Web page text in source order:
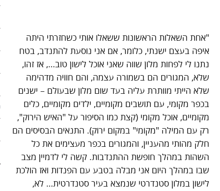
פוסטים מומלצים
אודות
ספרים מומלצים – רשימה
ספרים מומלצים – רשימה שניה
"אחת השאלות הראשונות ששאלו אותי כשחזרתי היתה
איפה בעצם ישנתי, כלומר, אם אני נוסעת להתנדב, בטח
נתנו לי לפחות מלון שווה שאני אוכל לישון טוב…, אז זהו,
שלא, המגורים הם בשמורה עצמה, והם חוויה מדהימה
שלא הייתי מוותרת עליה בעד שום מלון שבעולם – ישנים
בכפר מקומי, עם תושבים מקומיים, ילדים מקומיים, כלים
מקומיים, אוכל מקומי (קצת כמו הסיפור על "האיש הירוק",
רק עם המילה "מקומי" במקום ירוק). התנאים הבסיסים הם
חלק מהותי מהעניין, והמגורים בכפר מעצימים את כל
השהות במהלך חופשת ההתנדבות. קשה לי לדמיין מצב
שבו במהלך היום אני מבלה בטבע עם הפנדות ואז הולכת
לישון במלון סטנדרטי שנמצא בעיר סטנדרטית… לא,